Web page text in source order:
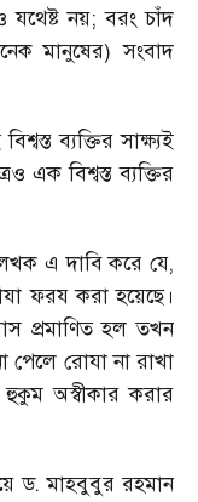
যথেষ্ট নয়; বরং চাঁদ
মানুষের) সংবাদ
ব্যক্তির সাক্ষ্যই
এক বিশ্বস্ত ব্যক্তির
এ দাবি করে যে,
ফরয করা হয়েছে।
প্রমাণিত হল তখন
রোযা না রাখা
অস্বীকার করার
ড. মাহবুবুর রহমান